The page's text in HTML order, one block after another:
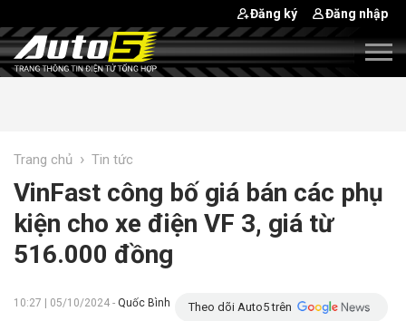
Đăng ký Đăng nhập
Trang chủ › Tin tức
VinFast công bố giá bán các phụ
kiện cho xe điện VF 3, giá từ
516.000 đồng
10:27 | 05/10/2024 - Quốc Bình Theo dõi Auto5 trên